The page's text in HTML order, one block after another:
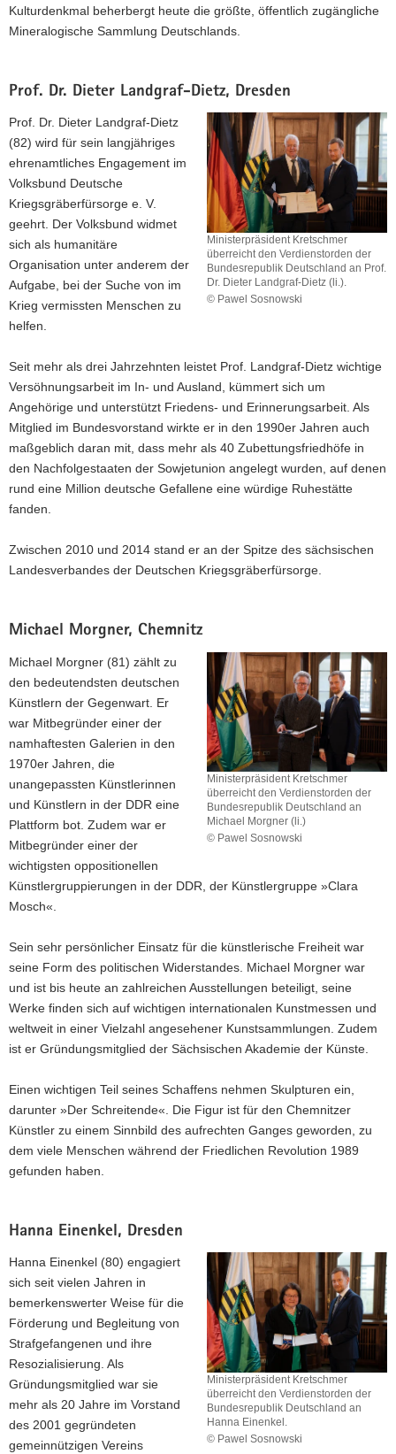
Kulturdenkmal beherbergt heute die größte, öffentlich zugängliche
Mineralogische Sammlung Deutschlands.
Prof. Dr. Dieter Landgraf-Dietz, Dresden
Ministerpräsident Kretschmer
überreicht den Verdienstorden der
Bundesrepublik Deutschland an Prof.
Dr. Dieter Landgraf-Dietz (li.).
© Pawel Sosnowski
den
Verdienstorden
Bundesrepublik
Deutschland
an
Prof.
(li.).
Prof. Dr. Dieter Landgraf-Dietz
(82) wird für sein langjähriges
ehrenamtliches Engagement im
Volksbund Deutsche
Kriegsgräberfürsorge e. V.
geehrt. Der Volksbund widmet
sich als humanitäre
Organisation unter anderem der
Aufgabe, bei der Suche von im
Krieg vermissten Menschen zu
helfen.
Seit mehr als drei Jahrzehnten leistet Prof. Landgraf-Dietz wichtige
Versöhnungsarbeit im In- und Ausland, kümmert sich um
Angehörige und unterstützt Friedens- und Erinnerungsarbeit. Als
Mitglied im Bundesvorstand wirkte er in den 1990er Jahren auch
maßgeblich daran mit, dass mehr als 40 Zubettungsfriedhöfe in
den Nachfolgestaaten der Sowjetunion angelegt wurden, auf denen
rund eine Million deutsche Gefallene eine würdige Ruhestätte
fanden.
Zwischen 2010 und 2014 stand er an der Spitze des sächsischen
Landesverbandes der Deutschen Kriegsgräberfürsorge.
Michael Morgner, Chemnitz
Ministerpräsident Kretschmer
überreicht den Verdienstorden der
Bundesrepublik Deutschland an
Michael Morgner (li.)
© Pawel Sosnowski
überreicht
Bundesrepublik
Deutschland
an
Michael
Morgner
Michael Morgner (81) zählt zu
den bedeutendsten deutschen
Künstlern der Gegenwart. Er
war Mitbegründer einer der
namhaftesten Galerien in den
1970er Jahren, die
unangepassten Künstlerinnen
und Künstlern in der DDR eine
Plattform bot. Zudem war er
Mitbegründer einer der
wichtigsten oppositionellen
Künstlergruppierungen in der DDR, der Künstlergruppe »Clara
Mosch«.
Sein sehr persönlicher Einsatz für die künstlerische Freiheit war
seine Form des politischen Widerstandes. Michael Morgner war
und ist bis heute an zahlreichen Ausstellungen beteiligt, seine
Werke finden sich auf wichtigen internationalen Kunstmessen und
weltweit in einer Vielzahl angesehener Kunstsammlungen. Zudem
ist er Gründungsmitglied der Sächsischen Akademie der Künste.
Einen wichtigen Teil seines Schaffens nehmen Skulpturen ein,
darunter »Der Schreitende«. Die Figur ist für den Chemnitzer
Künstler zu einem Sinnbild des aufrechten Ganges geworden, zu
dem viele Menschen während der Friedlichen Revolution 1989
gefunden haben.
Hanna Einenkel, Dresden
Ministerpräsident Kretschmer
überreicht den Verdienstorden der
Bundesrepublik Deutschland an
Hanna Einenkel.
© Pawel Sosnowski
Hanna Einenkel (80) engagiert
sich seit vielen Jahren in
bemerkenswerter Weise für die
Förderung und Begleitung von
Strafgefangenen und ihre
Resozialisierung. Als
Gründungsmitglied war sie
mehr als 20 Jahre im Vorstand
des 2001 gegründeten
gemeinnützigen Vereins